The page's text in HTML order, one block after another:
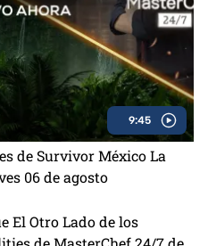
9:45
de Survivor México La
06 de agosto
El Otro Lado de los